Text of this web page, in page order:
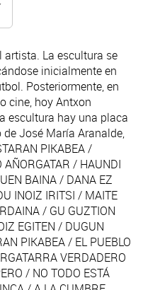
artista. La escultura se
inicialmente en
Posteriormente, en
cine, hoy Antxon
escultura hay una placa
José María Aranalde,
PIKABEA /
/ HAUNDI
BAINA / DANA EZ
INOIZ IRITSI / MAITE
/ GU GUZTION
EGITEN / DUGUN
PIKABEA / EL PUEBLO
VERDADERO
/ NO TODO ESTÁ